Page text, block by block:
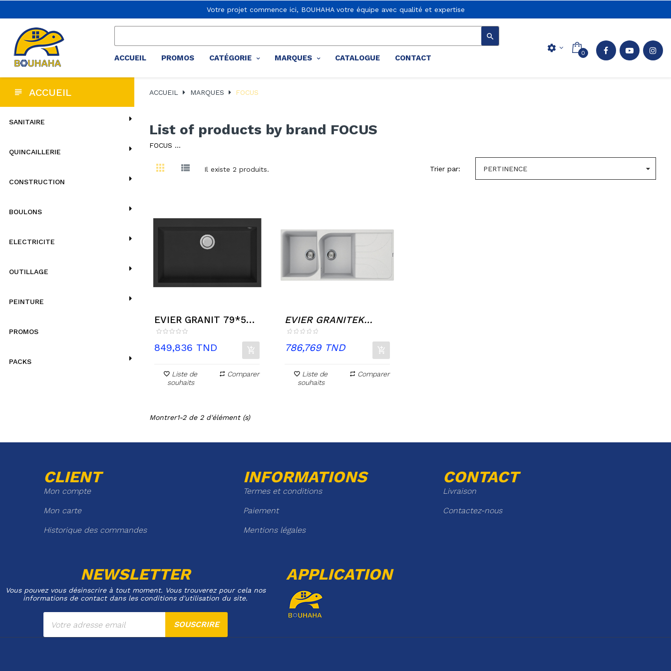
Votre projet commence ici, BOUHAHA votre équipe avec qualité et expertise

ACCUEIL PROMOS CATÉGORIE MARQUES CATALOGUE CONTACT
settings 0
ACCUEIL
SANITAIRE
QUINCAILLERIE
CONSTRUCTION
BOULONS
ELECTRICITE
OUTILLAGE
PEINTURE
PROMOS
PACKS
ACCUEIL MARQUES FOCUS
List of products by brand FOCUS
FOCUS ...
Il existe 2 produits. Trier par: PERTINENCE 
EVIER GRANIT 79*50
1BAC...
Prix
849,836 TND
Liste de
souhaits
Comparer
EVIER GRANITEK
116*50 2BACS...
Prix
786,769 TND
Liste de
souhaits
Comparer
Montrer1-2 de 2 d'élément (s)
CLIENT
Mon compte
Mon carte
Historique des commandes
INFORMATIONS
Termes et conditions
Paiement
Mentions légales
CONTACT
Livraison
Contactez-nous
NEWSLETTER
Vous pouvez vous désinscrire à tout moment. Vous trouverez pour cela nos
informations de contact dans les conditions d'utilisation du site.
SOUSCRIRE
APPLICATION